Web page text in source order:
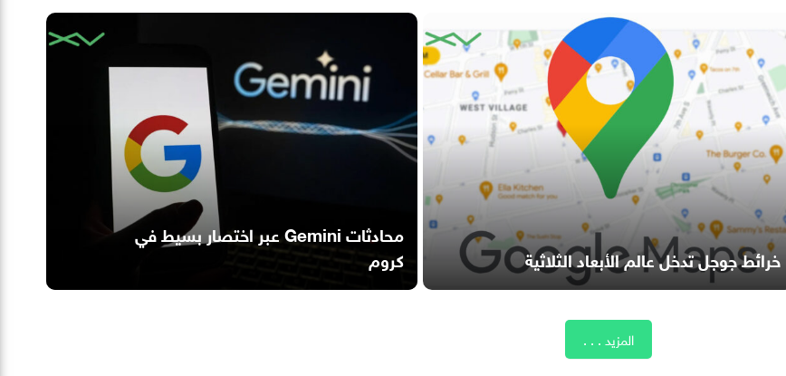
خرائط جوجل تدخل عالم الأبعاد الثلاثية
محادثات Gemini عبر اختصار بسيط في
كروم
المزيد . . .